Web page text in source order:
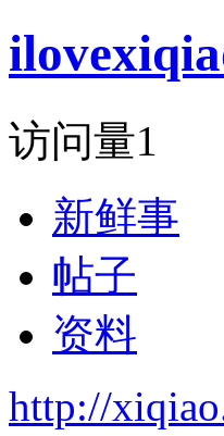
访问量1
新鲜事
帖子
资料
http://